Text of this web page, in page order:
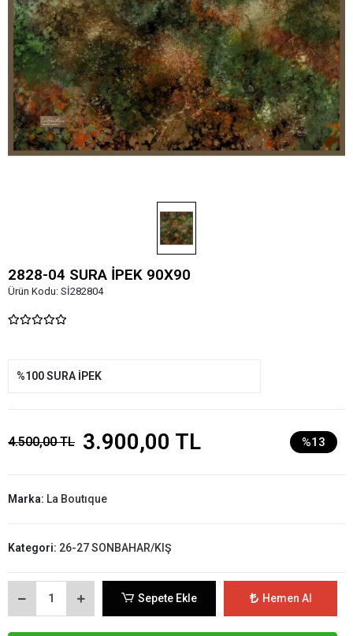
2828-04 SURA İPEK 90X90
Ürün Kodu: Sİ282804
%100 SURA İPEK
4.500,00 TL 3.900,00 TL %13
Marka: La Boutıque
Kategori: 26-27 SONBAHAR/KIŞ
Sepete Ekle Hemen Al